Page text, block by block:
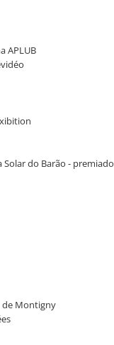
APLUB
Solar do Barão - premiado
de Montigny